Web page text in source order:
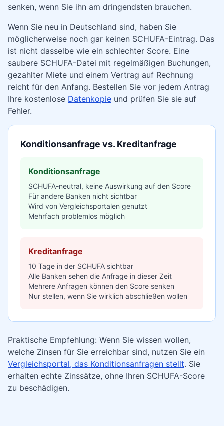
senken, wenn Sie ihn am dringendsten brauchen.
Wenn Sie neu in Deutschland sind, haben Sie
möglicherweise noch gar keinen SCHUFA-Eintrag. Das
ist nicht dasselbe wie ein schlechter Score. Eine
saubere SCHUFA-Datei mit regelmäßigen Buchungen,
gezahlter Miete und einem Vertrag auf Rechnung
reicht für den Anfang. Bestellen Sie vor jedem Antrag
Ihre kostenlose Datenkopie und prüfen Sie sie auf
Fehler.
Konditionsanfrage vs. Kreditanfrage
Konditionsanfrage
SCHUFA-neutral, keine Auswirkung auf den Score
Für andere Banken nicht sichtbar
Wird von Vergleichsportalen genutzt
Mehrfach problemlos möglich
Kreditanfrage
10 Tage in der SCHUFA sichtbar
Alle Banken sehen die Anfrage in dieser Zeit
Mehrere Anfragen können den Score senken
Nur stellen, wenn Sie wirklich abschließen wollen
Praktische Empfehlung: Wenn Sie wissen wollen,
welche Zinsen für Sie erreichbar sind, nutzen Sie ein
Vergleichsportal, das Konditionsanfragen stellt. Sie
erhalten echte Zinssätze, ohne Ihren SCHUFA-Score
zu beschädigen.